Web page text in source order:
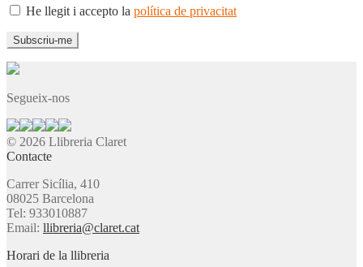
He llegit i accepto la política de privacitat
Segueix-nos
© 2026 Llibreria Claret
Contacte
Carrer Sicília, 410
08025 Barcelona
Tel: 933010887
Email: llibreria@claret.cat
Horari de la llibreria